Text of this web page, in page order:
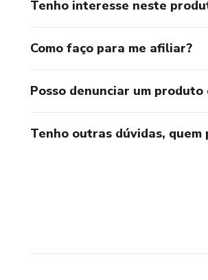
Tenho interesse neste
Como faço para me afiliar?
Posso denunciar um
Tenho outras dúvidas, quem